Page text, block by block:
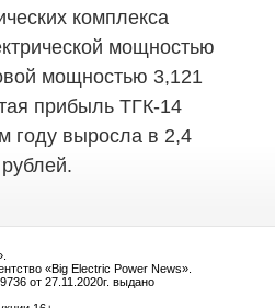
комплекса
мощностью
мощностью 3,121
прибыль ТГК-14
году выросла в 2,4
«Big Electric Power News».
от 27.11.2020г. выдано